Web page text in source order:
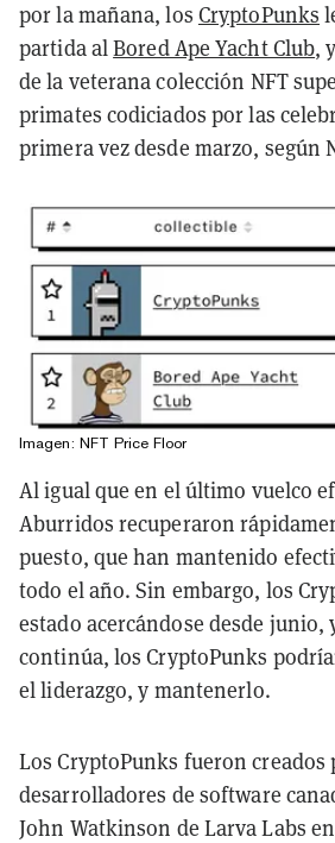
por la mañana, los CryptoPunks
partida alBored Ape Yacht Club,
de la veterana colección NFT
primates codiciados por las
primera vez desde marzo, según
Imagen: NFT Price Floor
Al igual que en el último vuelco
Aburridos recuperaron
puesto, que han mantenido
todo el año. Sin embargo, los
estado acercándose desde junio,
continúa, los CryptoPunks
el liderazgo, y mantenerlo.
Los CryptoPunks fueron creados
desarrolladores de software
John Watkinson de Larva Labs